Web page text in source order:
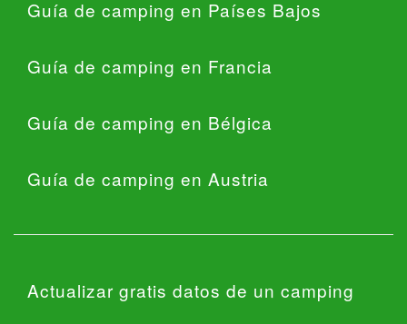
Guía de camping en Países Bajos
Guía de camping en Francia
Guía de camping en Bélgica
Guía de camping en Austria
Actualizar gratis datos de un camping